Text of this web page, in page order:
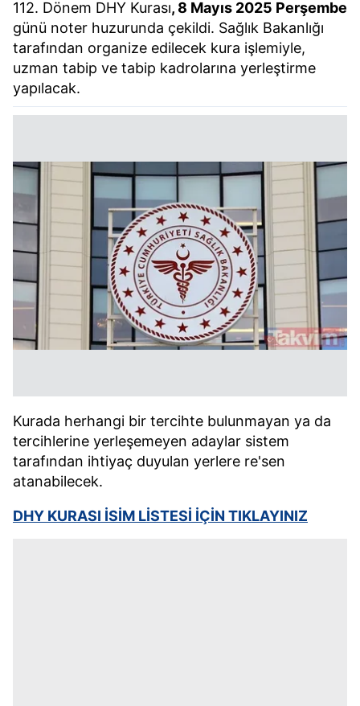
112. Dönem DHY Kurası, 8 Mayıs 2025 Perşembe
günü noter huzurunda çekildi. Sağlık Bakanlığı
tarafından organize edilecek kura işlemiyle,
uzman tabip ve tabip kadrolarına yerleştirme
yapılacak.
Kurada herhangi bir tercihte bulunmayan ya da
tercihlerine yerleşemeyen adaylar sistem
tarafından ihtiyaç duyulan yerlere re'sen
atanabilecek.
DHY KURASI İSİM LİSTESİ İÇİN TIKLAYINIZ